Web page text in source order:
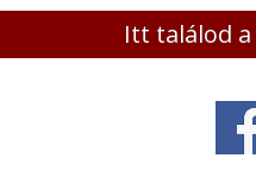
Itt találod